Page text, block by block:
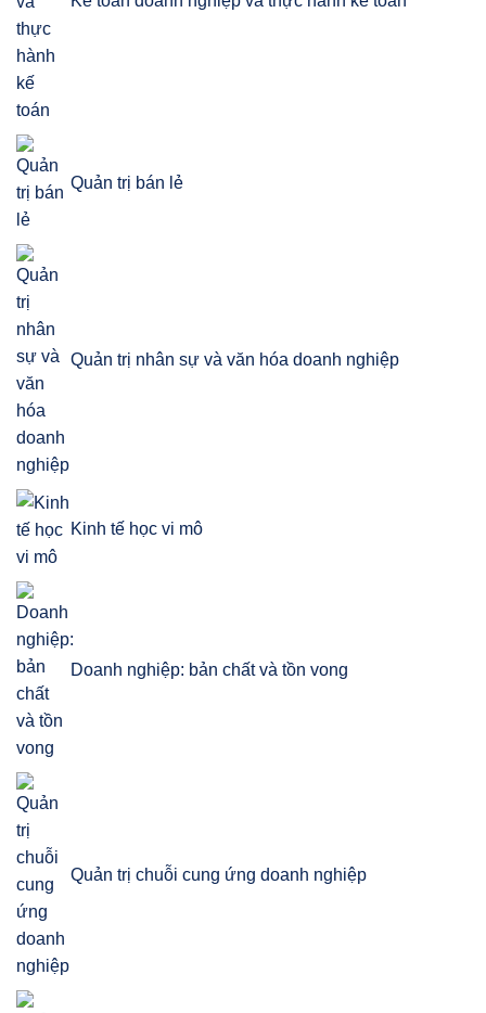
Quản trị bán lẻ
Quản trị nhân sự và văn hóa doanh nghiệp
Kinh tế học vi mô
Doanh nghiệp: bản chất và tồn vong
Quản trị chuỗi cung ứng doanh nghiệp